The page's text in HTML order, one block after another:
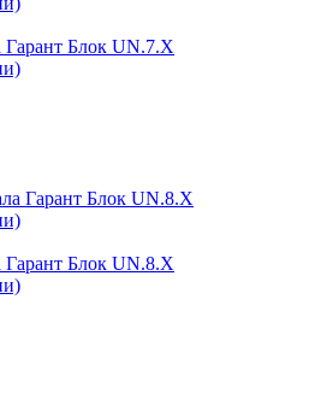
Гарант Блок UN.7.X
Гарант Блок UN.8.X